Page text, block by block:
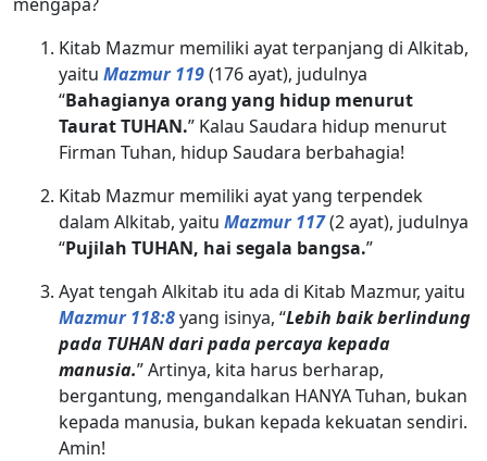
Kitab Mazmur memiliki ayat terpanjang di Alkitab,
yaitu Mazmur 119(176 ayat), judulnya
“Bahagianya orang yang hidup menurut
Taurat TUHAN.” Kalau Saudara hidup menurut
Firman Tuhan, hidup Saudara berbahagia!
Kitab Mazmur memiliki ayat yang terpendek
dalam Alkitab, yaitu Mazmur 117(2 ayat), judulnya
“Pujilah TUHAN, hai segala bangsa.”
Ayat tengah Alkitab itu ada di Kitab Mazmur, yaitu
Mazmur 118:8yang isinya, “Lebih baik berlindung
pada TUHAN dari pada percaya kepada
manusia.” Artinya, kita harus berharap,
bergantung, mengandalkan HANYA Tuhan, bukan
kepada manusia, bukan kepada kekuatan sendiri.
Amin!